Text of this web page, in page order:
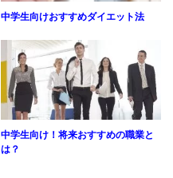
中学生向けおすすめダイエット法
中学生向け！将来おすすめの職業と
は？